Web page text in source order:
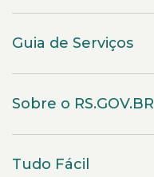
Guia de Serviços
Sobre o RS.GOV.BR
Tudo Fácil